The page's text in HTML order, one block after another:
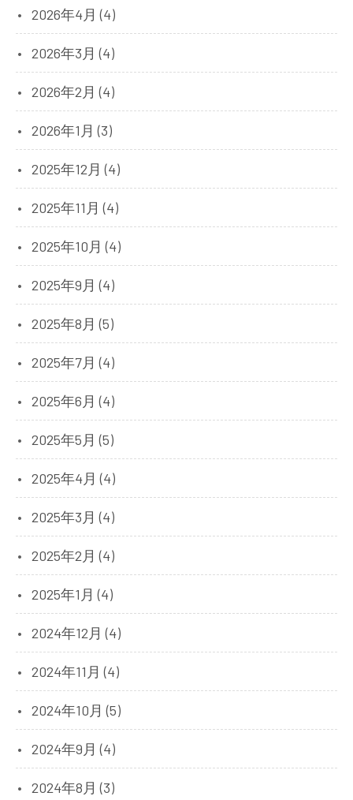
2026年4月 (4)
2026年3月 (4)
2026年2月 (4)
2026年1月 (3)
2025年12月 (4)
2025年11月 (4)
2025年10月 (4)
2025年9月 (4)
2025年8月 (5)
2025年7月 (4)
2025年6月 (4)
2025年5月 (5)
2025年4月 (4)
2025年3月 (4)
2025年2月 (4)
2025年1月 (4)
2024年12月 (4)
2024年11月 (4)
2024年10月 (5)
2024年9月 (4)
2024年8月 (3)